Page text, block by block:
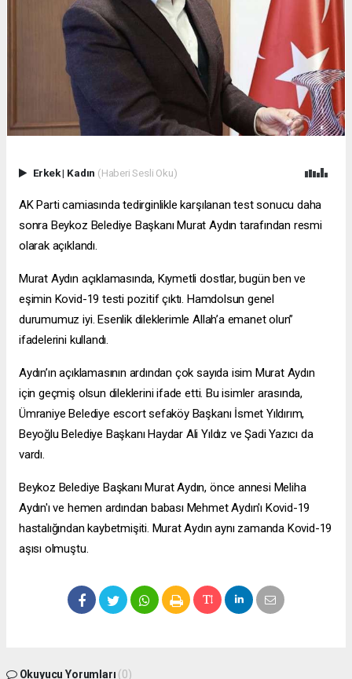
Erkek| Kadın (Haberi Sesli Oku)
AK Parti camiasında tedirginlikle karşılanan test sonucu daha
sonra Beykoz Belediye Başkanı Murat Aydın tarafından resmi
olarak açıklandı.
Murat Aydın açıklamasında, Kıymetli dostlar, bugün ben ve
eşimin Kovid-19 testi pozitif çıktı. Hamdolsun genel
durumumuz iyi. Esenlik dileklerimle Allah’a emanet olun”
ifadelerini kullandı.
Aydın’ın açıklamasının ardından çok sayıda isim Murat Aydın
için geçmiş olsun dileklerini ifade etti. Bu isimler arasında,
Ümraniye Belediye escort sefaköyBaşkanı İsmet Yıldırım,
Beyoğlu Belediye Başkanı Haydar Ali Yıldız ve Şadi Yazıcı da
vardı.
Beykoz Belediye Başkanı Murat Aydın, önce annesi Meliha
Aydın'ı ve hemen ardından babası Mehmet Aydın'ı Kovid-19
hastalığından kaybetmişiti. Murat Aydın aynı zamanda Kovid-19
aşısı olmuştu.
Okuyucu Yorumları (0)